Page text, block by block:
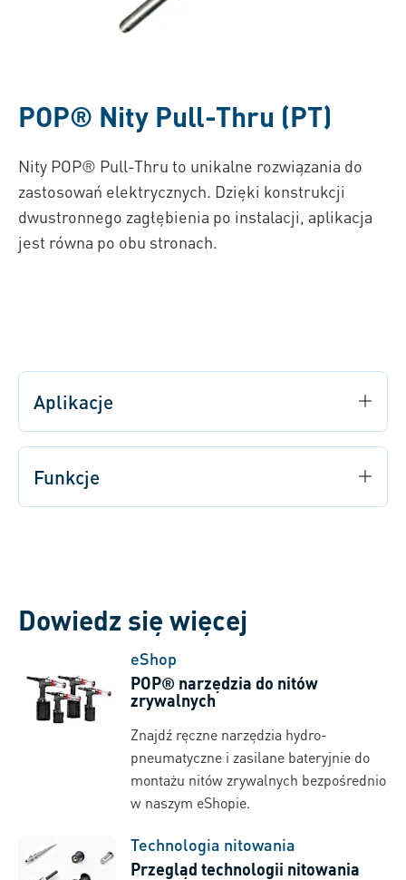
POP® Nity Pull-Thru (PT)
Nity POP® Pull-Thru to unikalne rozwiązania do
zastosowań elektrycznych. Dzięki konstrukcji
dwustronnego zagłębienia po instalacji, aplikacja
jest równa po obu stronach.
Aplikacje
Funkcje
Dowiedz się więcej
eShop
POP® narzędzia do nitów
zrywalnych
Znajdź ręczne narzędzia hydro-
pneumatyczne i zasilane bateryjnie do
montażu nitów zrywalnych bezpośrednio
w naszym eShopie.
Technologia nitowania
Przegląd technologii nitowania